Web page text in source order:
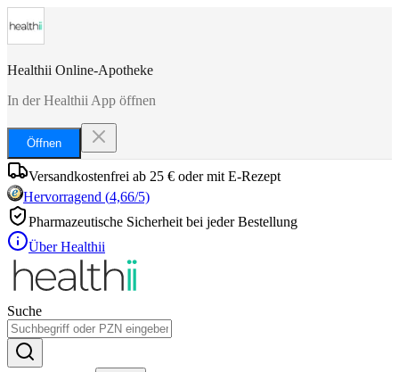
Healthii Online-Apotheke
In der Healthii App öffnen
Öffnen
Versandkostenfrei ab 25 € oder mit E-Rezept
Hervorragend (4,66/5)
Pharmazeutische Sicherheit bei jeder Bestellung
Über Healthii
Suche